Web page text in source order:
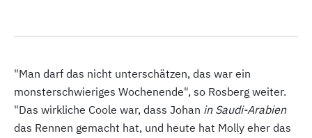
"Man darf das nicht unterschätzen, das war ein
monsterschwieriges Wochenende", so Rosberg weiter.
"Das wirkliche Coole war, dass Johan in Saudi-Arabien
das Rennen gemacht hat, und heute hat Molly eher das